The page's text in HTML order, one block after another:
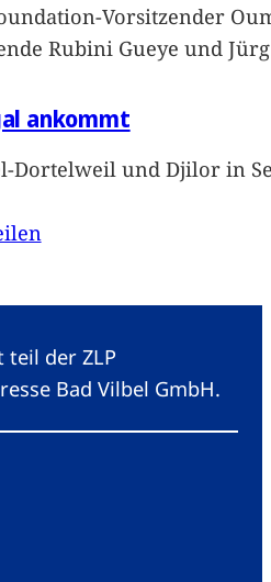
Vorsitzender
Rubini Gueye und
ankommt
Dortelweil und Djilor in
teil der ZLP
Bad Vilbel GmbH.